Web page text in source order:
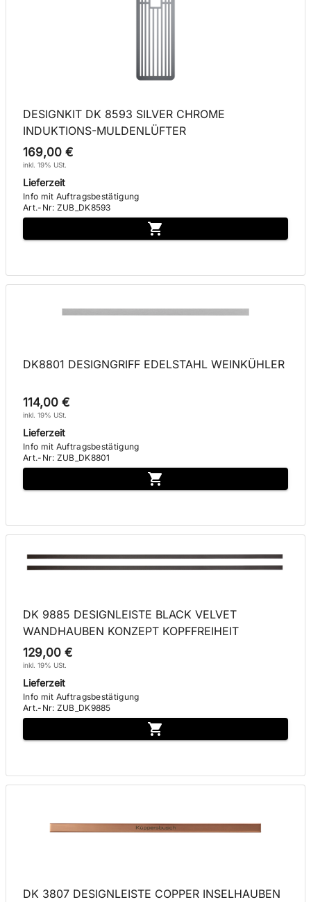
DESIGNKIT DK 8593 SILVER CHROME
INDUKTIONS-MULDENLÜFTER
169,00 €
inkl. 19% USt.
Lieferzeit
Info mit Auftragsbestätigung
Art.-Nr: ZUB_DK8593
DK8801 DESIGNGRIFF EDELSTAHL WEINKÜHLER
114,00 €
inkl. 19% USt.
Lieferzeit
Info mit Auftragsbestätigung
Art.-Nr: ZUB_DK8801
DK 9885 DESIGNLEISTE BLACK VELVET
WANDHAUBEN KONZEPT KOPFFREIHEIT
129,00 €
inkl. 19% USt.
Lieferzeit
Info mit Auftragsbestätigung
Art.-Nr: ZUB_DK9885
DK 3807 DESIGNLEISTE COPPER INSELHAUBEN